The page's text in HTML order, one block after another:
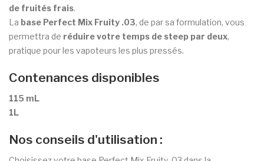
de fruités frais.
La base Perfect Mix Fruity .03, de par sa formulation, vous
permettra de réduire votre temps de steep par deux,
pratique pour les vapoteurs les plus pressés.
Contenances disponibles
115 mL
1L
Nos conseils d'utilisation :